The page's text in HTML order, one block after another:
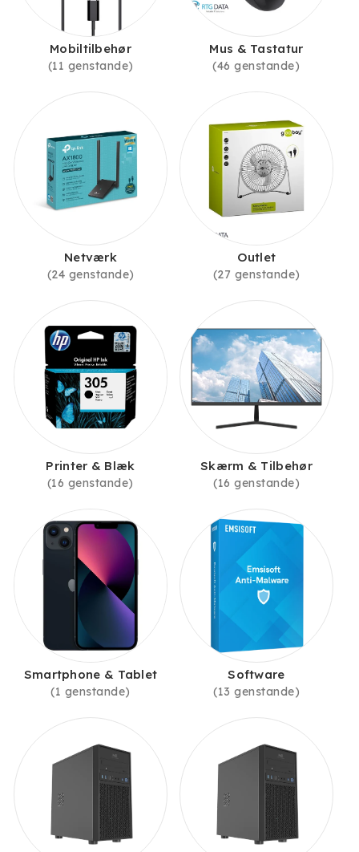
Mobiltilbehør
(11 genstande)
Mus & Tastatur
(46 genstande)
Netværk
(24 genstande)
Outlet
(27 genstande)
Printer & Blæk
(16 genstande)
Skærm & Tilbehør
(16 genstande)
Smartphone & Tablet
(1 genstande)
Software
(13 genstande)